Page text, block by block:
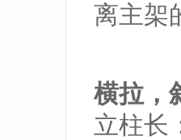
离主架
横拉，
立柱长